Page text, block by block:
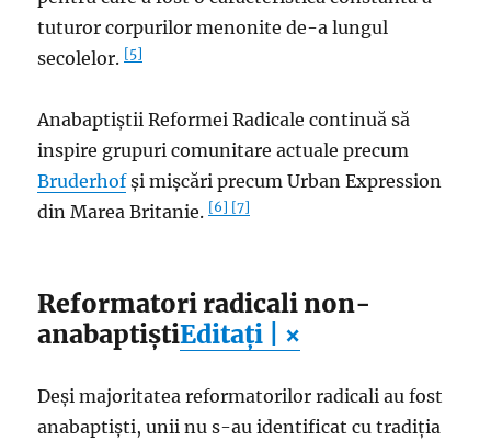
tuturor corpurilor menonite de-a lungul
secolelor.[5]
Anabaptiștii Reformei Radicale continuă să
inspire grupuri comunitare actuale precum
Bruderhofși mișcări precum Urban Expression
din Marea Britanie.[6] [7]
Reformatori radicali non-
anabaptiștiEditați | ×
Deși majoritatea reformatorilor radicali au fost
anabaptiști, unii nu s-au identificat cu tradiția